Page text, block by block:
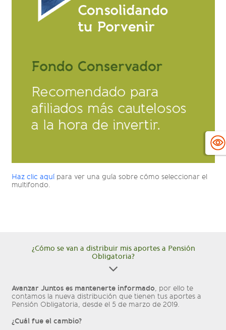
Haz clic aquí para ver una guía sobre cómo seleccionar el
multifondo.
¿Cómo se van a distribuir mis aportes a Pensión
Obligatoria?
Avanzar Juntos es mantenerte informado, por ello te
contamos la nueva distribución que tienen tus aportes a
Pensión Obligatoria, desde el 5 de marzo de 2019.
¿Cuál fue el cambio?